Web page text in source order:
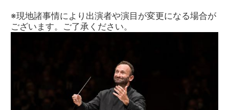
※現地諸事情により出演者や演目が変更になる場合が
ございます。ご了承ください。